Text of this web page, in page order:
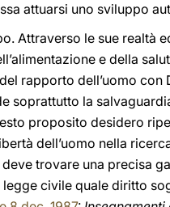
attuarsi uno sviluppo
Attraverso le sue realtà
e della
rapporto dell’uomo con
soprattutto la
proposito desidero
dell’uomo nella
trovare una precisa
civile quale diritto